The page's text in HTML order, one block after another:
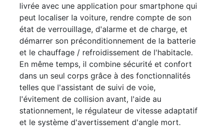
livrée avec une application pour smartphone qui
peut localiser la voiture, rendre compte de son
état de verrouillage, d'alarme et de charge, et
démarrer son préconditionnement de la batterie
et le chauffage / refroidissement de l'habitacle.
En même temps, il combine sécurité et confort
dans un seul corps grâce à des fonctionnalités
telles que l'assistant de suivi de voie,
l'évitement de collision avant, l'aide au
stationnement, le régulateur de vitesse adaptatif
et le système d'avertissement d'angle mort.